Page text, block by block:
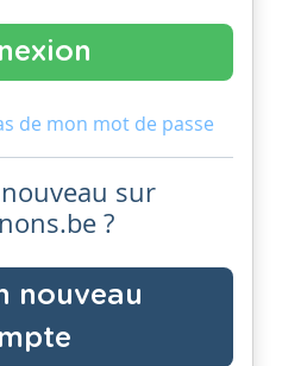
de mon mot de passe
sur
?
nouveau